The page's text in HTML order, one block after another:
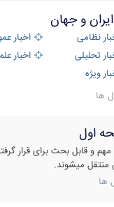
و جهان
نظامی
اخبار
تحلیلی
اخبار علمی
ویژه
اول
و قابل بحث برای قرار
میشوند.